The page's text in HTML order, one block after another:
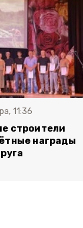
11:36
строители
награды